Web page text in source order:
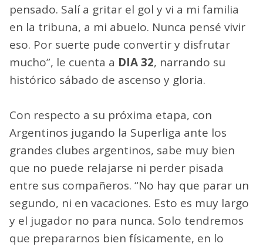
pensado. Salí a gritar el gol y vi a mi familia
en la tribuna, a mi abuelo. Nunca pensé vivir
eso. Por suerte pude convertir y disfrutar
mucho”, le cuenta a DIA 32, narrando su
histórico sábado de ascenso y gloria.
Con respecto a su próxima etapa, con
Argentinos jugando la Superliga ante los
grandes clubes argentinos, sabe muy bien
que no puede relajarse ni perder pisada
entre sus compañeros. “No hay que parar un
segundo, ni en vacaciones. Esto es muy largo
y el jugador no para nunca. Solo tendremos
que prepararnos bien físicamente, en lo